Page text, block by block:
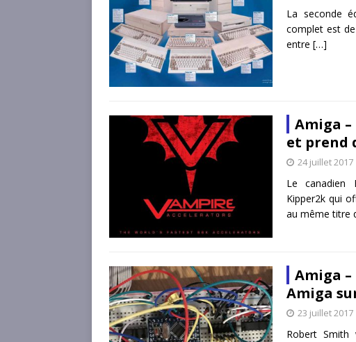
La seconde
complet est
entre […]
Amiga
et prend
24 juillet 2017
Le canadien
Kipper2k qui
au même titre
Amiga
Amiga
23 juillet 2017
Robert